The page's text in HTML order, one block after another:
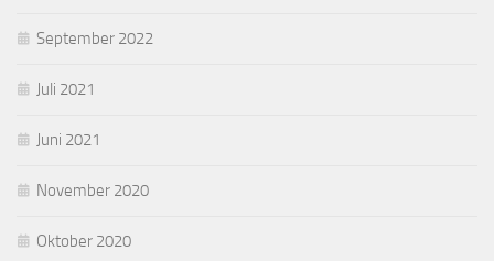
September 2022
Juli 2021
Juni 2021
November 2020
Oktober 2020